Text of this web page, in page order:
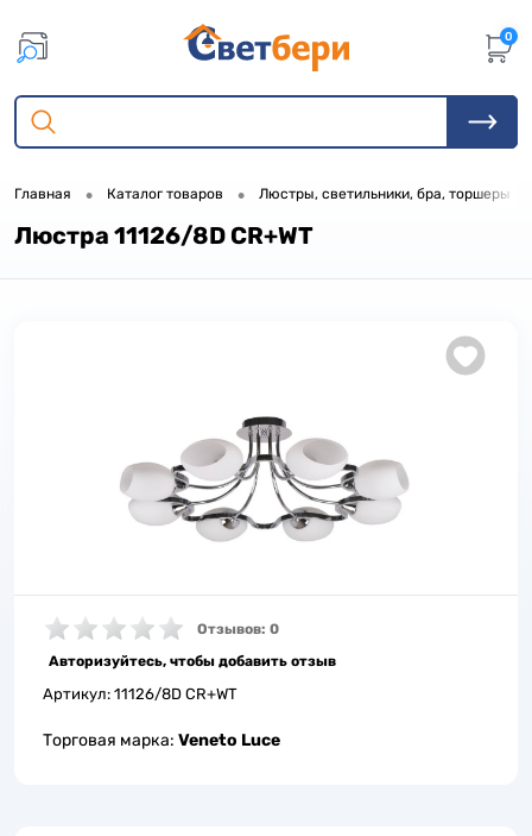
0
Главная • Каталог товаров • Люстры, светильники, бра, торшеры
Люстра 11126/8D CR+WT
Отзывов: 0
Авторизуйтесь, чтобы добавить отзыв
Артикул: 11126/8D CR+WT
Торговая марка: Veneto Luce